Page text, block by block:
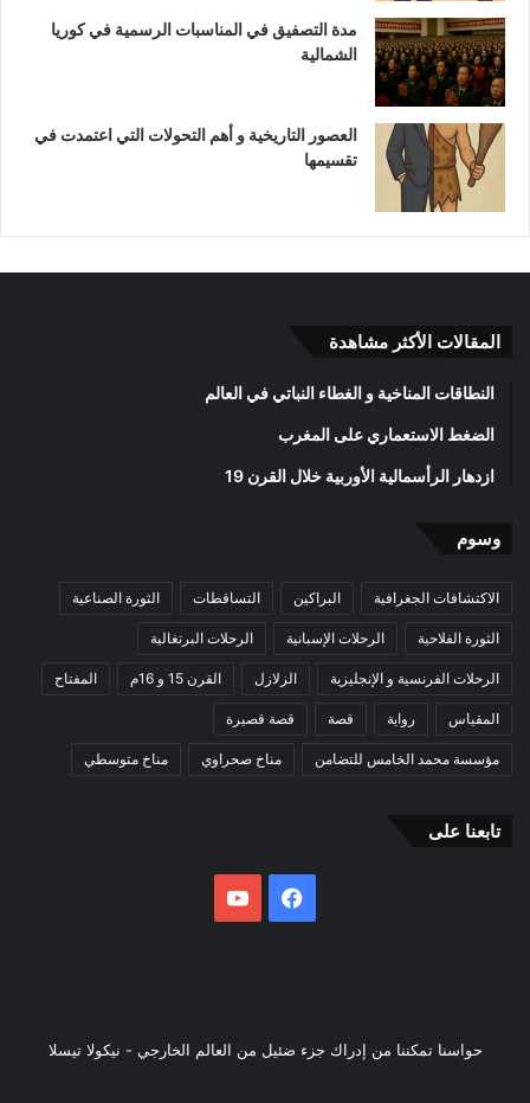
مدة التصفيق في المناسبات الرسمية في كوريا
الشمالية
العصور التاريخية و أهم التحولات التي اعتمدت في
تقسيمها
المقالات الأكثر مشاهدة
النطاقات المناخية و الغطاء النباتي في العالم
الضغط الاستعماري على المغرب
ازدهار الرأسمالية الأوربية خلال القرن 19
وسوم
الاكتشافات الجغرافية البراكين التساقطات الثورة الصناعية
الثورة الفلاحية الرحلات الإسبانية الرحلات البرتغالية
الرحلات الفرنسية و الإنجليزية الزلازل القرن 15 و 16م المفتاح
المقياس رواية قصة قصة قصيرة
مؤسسة محمد الخامس للتضامن مناخ صحراوي مناخ متوسطي
تابعنا على
فيسبوك
حواسنا تمكننا من إدراك جزء ضئيل من العالم الخارجي - نيكولا تيسلا